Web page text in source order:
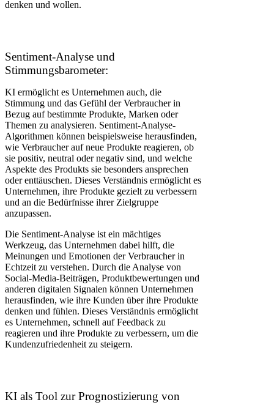
denken und wollen.
Sentiment-Analyse und
Stimmungsbarometer:
KI ermöglicht es Unternehmen auch, die
Stimmung und das Gefühl der Verbraucher in
Bezug auf bestimmte Produkte, Marken oder
Themen zu analysieren. Sentiment-Analyse-
Algorithmen können beispielsweise herausfinden,
wie Verbraucher auf neue Produkte reagieren, ob
sie positiv, neutral oder negativ sind, und welche
Aspekte des Produkts sie besonders ansprechen
oder enttäuschen. Dieses Verständnis ermöglicht es
Unternehmen, ihre Produkte gezielt zu verbessern
und an die Bedürfnisse ihrer Zielgruppe
anzupassen.
Die Sentiment-Analyse ist ein mächtiges
Werkzeug, das Unternehmen dabei hilft, die
Meinungen und Emotionen der Verbraucher in
Echtzeit zu verstehen. Durch die Analyse von
Social-Media-Beiträgen, Produktbewertungen und
anderen digitalen Signalen können Unternehmen
herausfinden, wie ihre Kunden über ihre Produkte
denken und fühlen. Dieses Verständnis ermöglicht
es Unternehmen, schnell auf Feedback zu
reagieren und ihre Produkte zu verbessern, um die
Kundenzufriedenheit zu steigern.
KI als Tool zur Prognostizierung von